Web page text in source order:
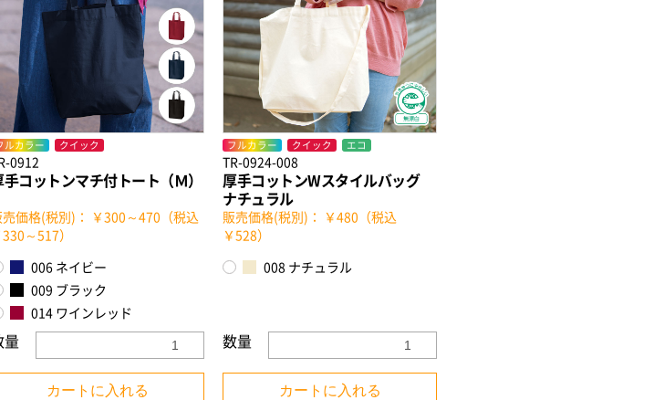
ルカラー クイック
0912
手コットンマチ付トート（Ｍ）
売価格(税別)： ￥300～470（税込
330～517）
006 ネイビー
009 ブラック
014 ワインレッド
量
カートに入れる
フルカラー クイック エコ
TR-0924-008
厚手コットンWスタイルバッグ
ナチュラル
販売価格(税別)： ￥480（税込
￥528）
008 ナチュラル
数量
カートに入れる